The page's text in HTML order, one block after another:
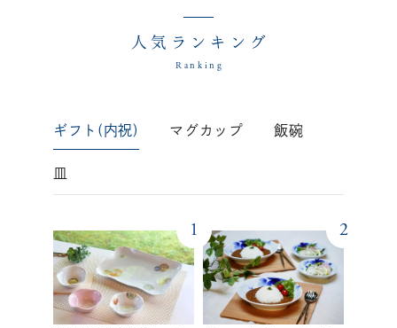
人気ランキング
Ranking
ギフト(内祝) マグカップ 飯碗
皿
1 2